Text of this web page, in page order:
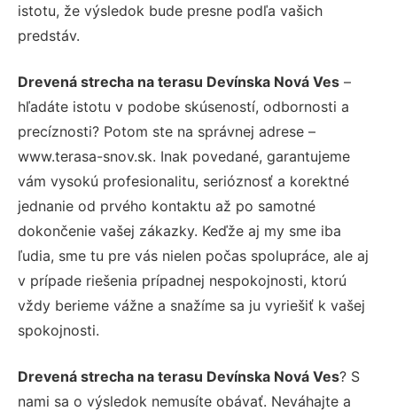
istotu, že výsledok bude presne podľa vašich
predstáv.
Drevená strecha na terasu Devínska Nová Ves –
hľadáte istotu v podobe skúseností, odbornosti a
precíznosti? Potom ste na správnej adrese –
www.terasa-snov.sk. Inak povedané, garantujeme
vám vysokú profesionalitu, serióznosť a korektné
jednanie od prvého kontaktu až po samotné
dokončenie vašej zákazky. Keďže aj my sme iba
ľudia, sme tu pre vás nielen počas spolupráce, ale aj
v prípade riešenia prípadnej nespokojnosti, ktorú
vždy berieme vážne a snažíme sa ju vyriešiť k vašej
spokojnosti.
Drevená strecha na terasu Devínska Nová Ves? S
nami sa o výsledok nemusíte obávať. Neváhajte a